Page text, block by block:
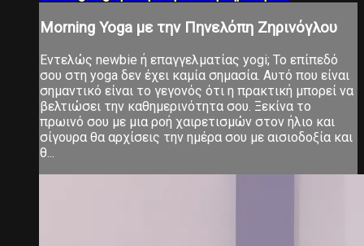
Morning Yoga με την Πηνελόπη Ζηρινόγλου
Εντελώς newbie ή επαγγελματίας yogi; Το επίπεδό
σου στη yoga δεν έχει καμία σημασία. Αυτό που είναι
σημαντικό είναι το γεγονός ότι η πρακτική μπορεί να
βελτιώσει την καθημερινότητα σου. Ξεκίνα το
πρωινό σου με μια ροή χαιρετισμών στον ήλιο και
σίγουρα θα αρχίσεις την ημέρα σου με αισιοδοξία και
θ...